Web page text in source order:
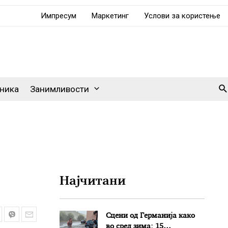
Импресум Маркетинг Услови за користење
Занимливости
Најчитани
Сцени од Германија како
во сред зима: 15